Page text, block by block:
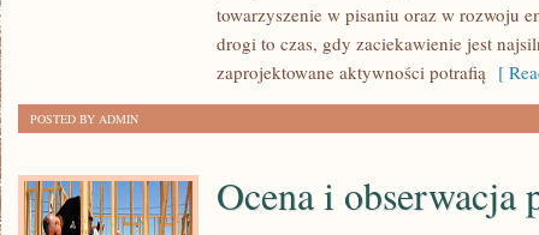
towarzyszenie w pisaniu oraz w rozwoju
drogi to czas, gdy zaciekawienie jest
zaprojektowane aktywności potrafią [
POSTED BY ADMIN
Ocena i obserwacja